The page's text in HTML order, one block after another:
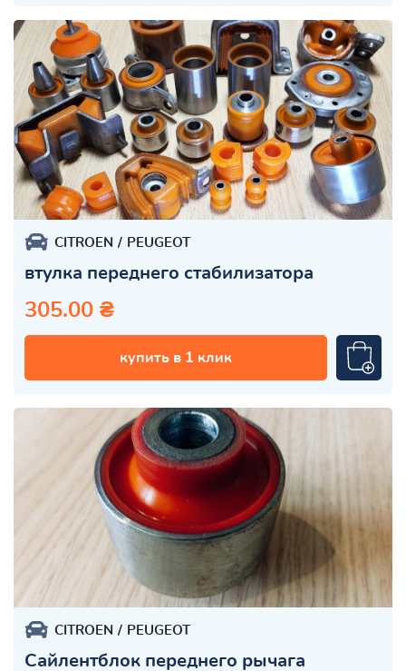
CITROEN PEUGEOT
втулка переднего стабилизатора
305.00 ₴
купить в 1 клик
CITROEN PEUGEOT
Сайлентблок переднего рычага